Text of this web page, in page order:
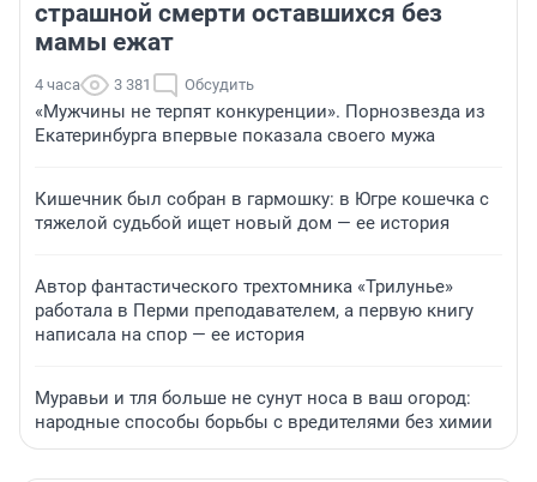
страшной смерти оставшихся без
мамы ежат
4 часа 3 381 Обсудить
«Мужчины не терпят конкуренции». Порнозвезда из
Екатеринбурга впервые показала своего мужа
Кишечник был собран в гармошку: в Югре кошечка с
тяжелой судьбой ищет новый дом — ее история
Автор фантастического трехтомника «Трилунье»
работала в Перми преподавателем, а первую книгу
написала на спор — ее история
Муравьи и тля больше не сунут носа в ваш огород:
народные способы борьбы с вредителями без химии